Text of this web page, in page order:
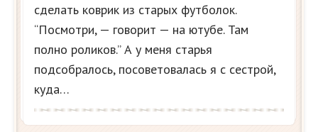
сделать коврик из старых футболок.
“Посмотри, — говорит — на ютубе. Там
полно роликов.” А у меня старья
подсобралось, посоветовалась я с сестрой,
куда…